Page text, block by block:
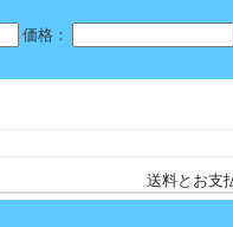
価格：
送料とお支